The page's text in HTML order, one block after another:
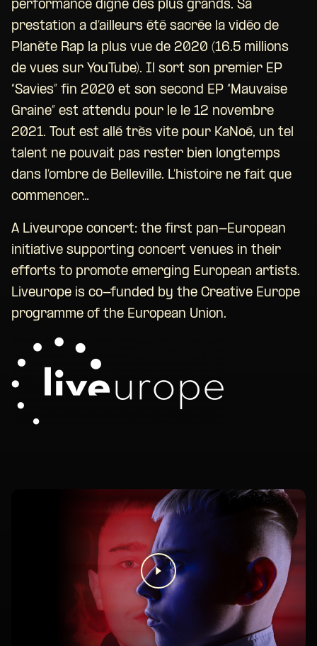
performance digne des plus grands. Sa
prestation a d’ailleurs été sacrée la vidéo de
Planète Rap la plus vue de 2020 (16.5 millions
de vues sur YouTube). Il sort son premier EP
“Savies” fin 2020 et son second EP “Mauvaise
Graine” est attendu pour le le 12 novembre
2021. Tout est allé très vite pour KaNoé, un tel
talent ne pouvait pas rester bien longtemps
dans l’ombre de Belleville. L’histoire ne fait que
commencer…
A Liveurope concert: the first pan-European
initiative supporting concert venues in their
efforts to promote emerging European artists.
Liveurope is co-funded by the Creative Europe
programme of the European Union.